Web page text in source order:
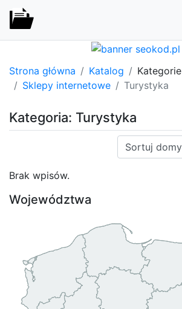
Strona główna Katalog
Kategorie
Sklepy internetowe
Turystyka
Kategoria: Turystyka
Sortuj:
Brak wpisów.
Województwa